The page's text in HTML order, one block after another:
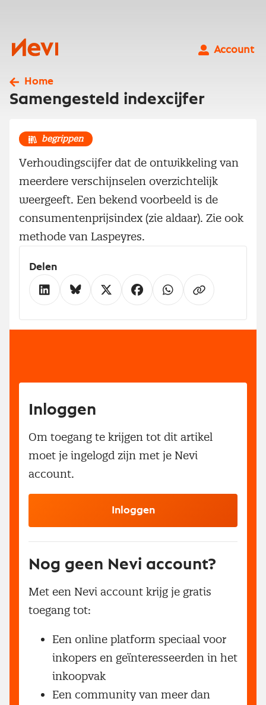
Nevi
Account
Home
Samengesteld indexcijfer
begrippen
Verhoudingscijfer dat de ontwikkeling van
meerdere verschijnselen overzichtelijk
weergeeft. Een bekend voorbeeld is de
consumentenprijsindex (zie aldaar). Zie ook
methode van Laspeyres.
Delen
Inloggen
Om toegang te krijgen tot dit artikel
moet je ingelogd zijn met je Nevi
account.
Inloggen
Nog geen Nevi account?
Met een Nevi account krijg je gratis
toegang tot:
Een online platform speciaal voor
inkopers en geïnteresseerden in het
inkoopvak
Een community van meer dan